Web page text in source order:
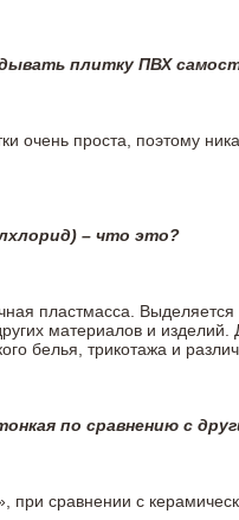
плитку ПВХ
очень проста, поэтому
– что это?
пластмасса.
материалов и
белья, трикотажа и
по сравнению с
при сравнении с